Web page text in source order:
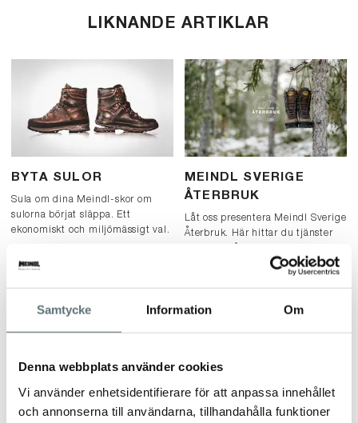
Samtycke Information Om
Denna webbplats använder cookies
Vi använder enhetsidentifierare för att anpassa innehållet
och annonserna till användarna, tillhandahålla funktioner
LIKNANDE ARTIKLAR
BYTA SULOR
Sula om dina Meindl-skor om
sulorna börjat släppa. Ett
ekonomiskt och miljömässigt val.
MEINDL SVERIGE
ÅTERBRUK
Låt oss presentera Meindl Sverige
Återbruk. Här hittar du tjänster
dina skor, & även återbruk i vårt
Second Hand-sortiment.